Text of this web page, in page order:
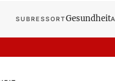
SUBRESSORTGesundheit